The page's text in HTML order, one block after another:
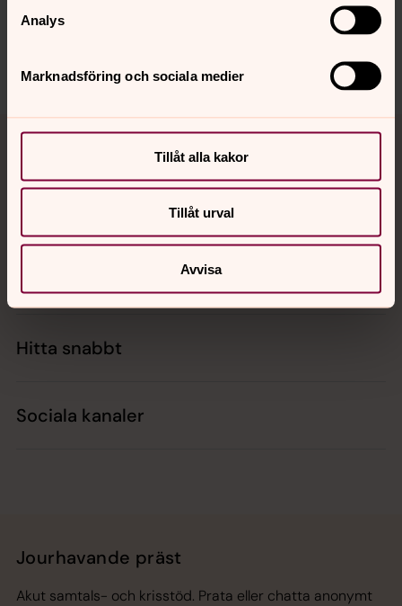
Analys
Marknadsföring och sociala medier
Tillåt alla kakor
Tillåt urval
Avvisa
Dela
Tillbaka till toppen
Tillbaka till innehållet
Hitta snabbt
Sociala kanaler
Jourhavande präst
Akut samtals- och krisstöd. Prata eller chatta anonymt